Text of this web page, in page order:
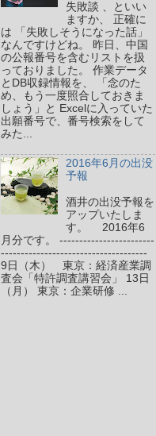
失敗談 、といい
ますか、 正確に
は 「失敗しそうになった話」
なんですけどね。 昨日、中国
の公報番号を含むリストを扱
っておりました。 作業データ
とDB収録情報を、 「念のた
め、もう一度照合しておきま
しょう」と Excelに入っていた
出願番号で、番号検索をして
みた...
2016年6月の出没
予報
酒井の出没予報を
アップいたしま
す。 2016年6
月分です。 ------------------------
-------------------------------------
9日（木） 東京：経済産業調
査会「特許調査講習会」 13日
（月） 東京：企業研修 ...